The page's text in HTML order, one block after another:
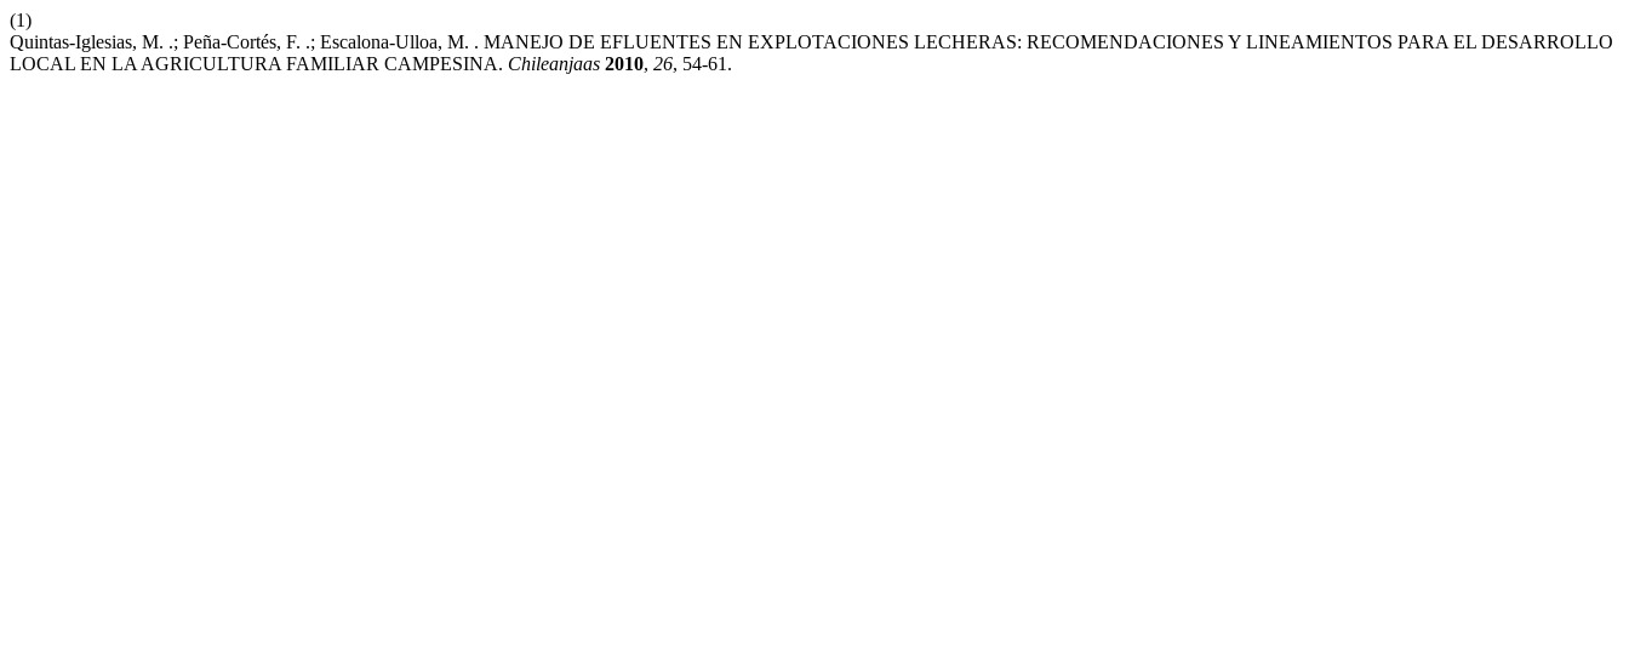
(1)
Quintas-Iglesias, M. .; Peña-Cortés, F. .; Escalona-Ulloa, M. . MANEJO DE EFLUENTES EN EXPLOTACIONES LECHERAS: RECOMENDACIONES Y LINEAMIENTOS PARA EL DESARROLLO
LOCAL EN LA AGRICULTURA FAMILIAR CAMPESINA. Chileanjaas 2010, 26, 54-61.